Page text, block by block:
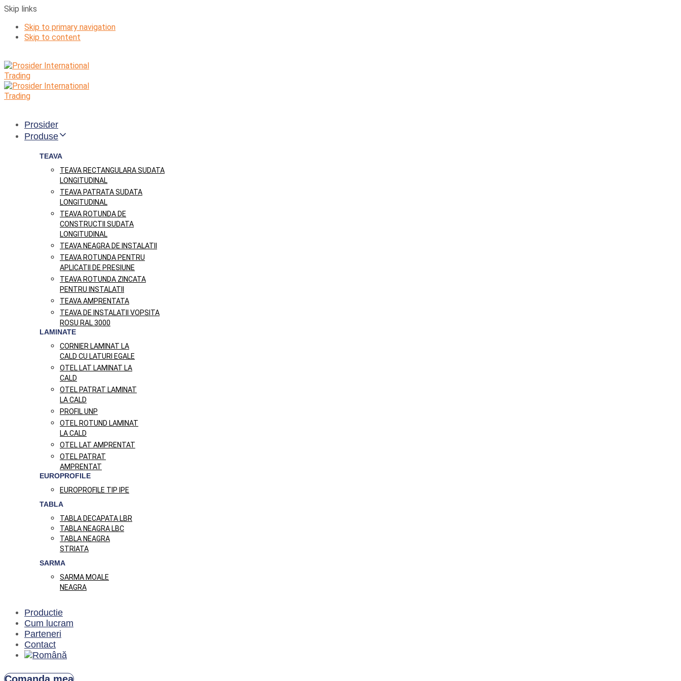
Skip links
Skip to primary navigation
Skip to content
Prosider
Produse
TEAVA
TEAVA RECTANGULARA SUDATA
LONGITUDINAL
TEAVA PATRATA SUDATA
LONGITUDINAL
TEAVA ROTUNDA DE
CONSTRUCTII SUDATA
LONGITUDINAL
TEAVA NEAGRA DE INSTALATII
TEAVA ROTUNDA PENTRU
APLICATII DE PRESIUNE
TEAVA ROTUNDA ZINCATA
PENTRU INSTALATII
TEAVA AMPRENTATA
TEAVA DE INSTALATII VOPSITA
ROSU RAL 3000
LAMINATE
CORNIER LAMINAT LA
CALD CU LATURI EGALE
OTEL LAT LAMINAT LA
CALD
OTEL PATRAT LAMINAT
LA CALD
PROFIL UNP
OTEL ROTUND LAMINAT
LA CALD
OTEL LAT AMPRENTAT
OTEL PATRAT
AMPRENTAT
EUROPROFILE
EUROPROFILE TIP IPE
TABLA
TABLA DECAPATA LBR
TABLA NEAGRA LBC
TABLA NEAGRA
STRIATA
SARMA
SARMA MOALE
NEAGRA
Productie
Cum lucram
Parteneri
Contact